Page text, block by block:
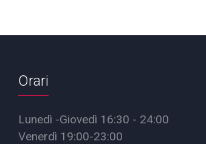
Orari
Lunedì -Giovedì 16:30 - 24:00
Venerdì 19:00-23:00